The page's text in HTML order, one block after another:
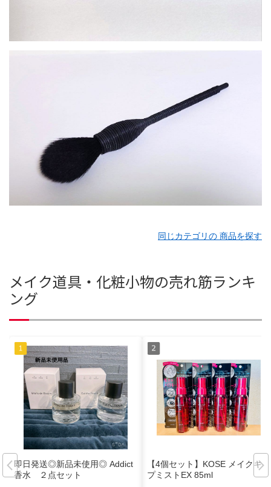
同じカテゴリの 商品を探す
メイク道具・化粧小物の売れ筋ランキ
ング
即日発送◎新品未使用◎ Addict
香水 ２点セット
【4個セット】KOSE メイクキー
プミストEX 85ml